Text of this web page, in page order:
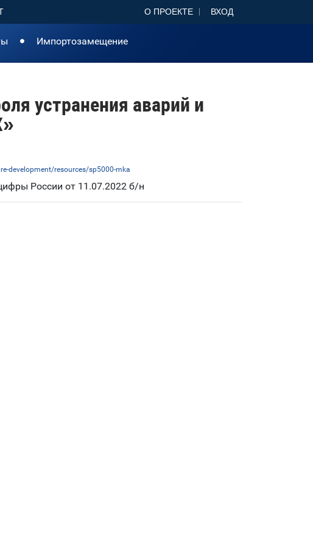
О ПРОЕКТЕ ВХОД
Импортозамещение
устранения аварий и
development/resources/sp5000-mka
России от 11.07.2022 б/н